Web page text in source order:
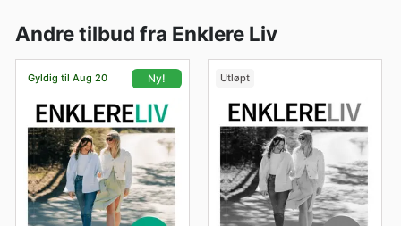
Andre tilbud fra Enklere Liv
Gyldig til Aug 20 Ny! Utløpt